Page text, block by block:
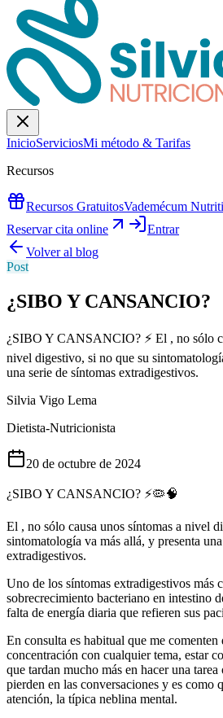
InicioServiciosMi método & Tarifas
Recursos
Recursos GratuitosVademécum
Reservar cita online
Entrar
Volver al blog
Post
¿SIBO Y CANSANCIO?
¿SIBO Y CANSANCIO? ⚡️ El , no sólo
nivel digestivo, si no que su
una serie de síntomas extradigestivos.
Silvia Vigo Lema
Dietista-Nutricionista
20 de octubre de 2024
¿SIBO Y CANSANCIO? ⚡️🦠🧠
El , no sólo causa unos síntomas a nivel
sintomatología va más allá, y presenta
extradigestivos.
Uno de los síntomas extradigestivos más
sobrecrecimiento bacteriano en intestino
falta de energía diaria que refieren sus
En consulta es habitual que me comenten
concentración con cualquier tema, estar
que tardan mucho más en hacer una tarea
pierden en las conversaciones y es como
atención, la típica neblina mental.